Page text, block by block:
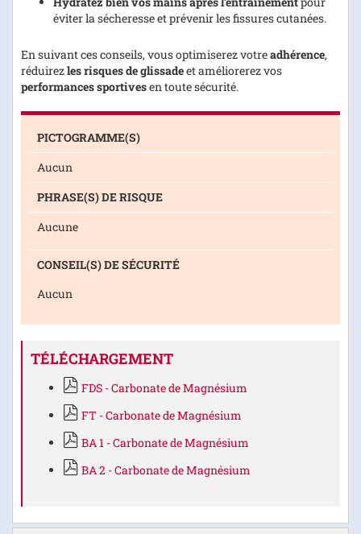
éviter la sécheresse et prévenir les fissures cutanées.
En suivant ces conseils, vous optimiserez votreadhérence,
réduirezles risques de glissadeet améliorerez vos
performances sportivesen toute sécurité.
PICTOGRAMME(S)
Aucun
PHRASE(S) DE RISQUE
Aucune
CONSEIL(S) DE SÉCURITÉ
Aucun
TÉLÉCHARGEMENT
FDS - Carbonate de Magnésium
FT - Carbonate de Magnésium
BA 1 - Carbonate de Magnésium
BA 2 - Carbonate de Magnésium